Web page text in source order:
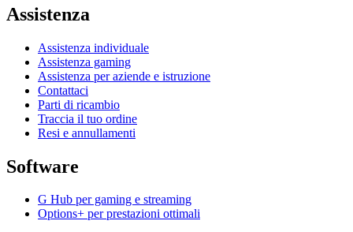
Assistenza
Assistenza individuale
Assistenza gaming
Assistenza per aziende e istruzione
Contattaci
Parti di ricambio
Traccia il tuo ordine
Resi e annullamenti
Software
G Hub per gaming e streaming
Options+ per prestazioni ottimali